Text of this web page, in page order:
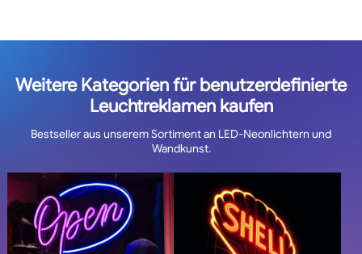
Weitere Kategorien für benutzerdefinierte
Leuchtreklamen kaufen
Bestseller aus unserem Sortiment an LED-Neonlichtern und
Wandkunst.